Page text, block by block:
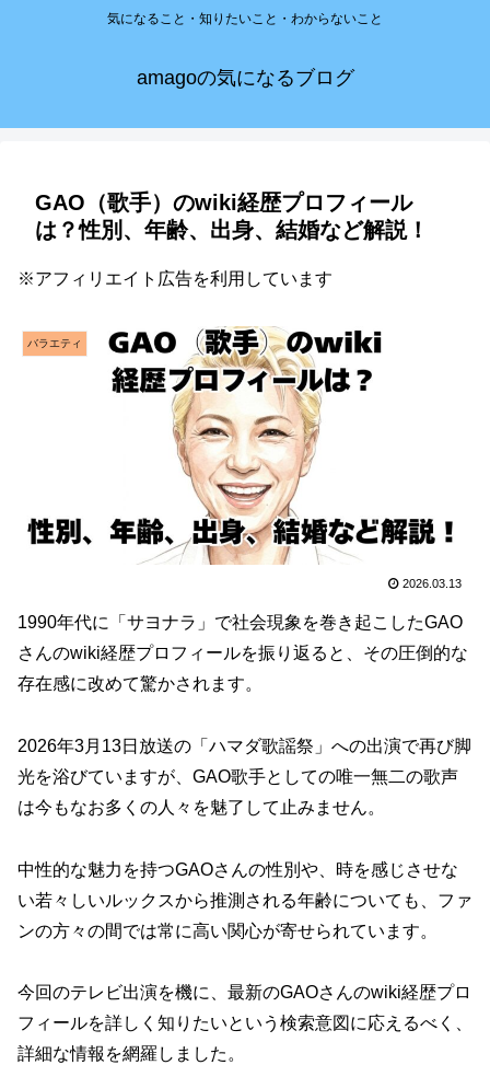
気になること・知りたいこと・わからないこと
amagoの気になるブログ
GAO（歌手）のwiki経歴プロフィール
は？性別、年齢、出身、結婚など解説！
※アフィリエイト広告を利用しています
バラエティ
2026.03.13
1990年代に「サヨナラ」で社会現象を巻き起こしたGAO
さんのwiki経歴プロフィールを振り返ると、その圧倒的な
存在感に改めて驚かされます。
2026年3月13日放送の「ハマダ歌謡祭」への出演で再び脚
光を浴びていますが、GAO歌手としての唯一無二の歌声
は今もなお多くの人々を魅了して止みません。
中性的な魅力を持つGAOさんの性別や、時を感じさせな
い若々しいルックスから推測される年齢についても、ファ
ンの方々の間では常に高い関心が寄せられています。
今回のテレビ出演を機に、最新のGAOさんのwiki経歴プロ
フィールを詳しく知りたいという検索意図に応えるべく、
詳細な情報を網羅しました。